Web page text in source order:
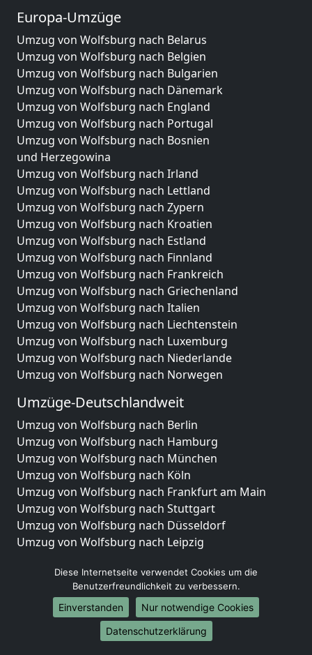
Europa-Umzüge
Umzug von Wolfsburg nach Belarus
Umzug von Wolfsburg nach Belgien
Umzug von Wolfsburg nach Bulgarien
Umzug von Wolfsburg nach Dänemark
Umzug von Wolfsburg nach England
Umzug von Wolfsburg nach Portugal
Umzug von Wolfsburg nach Bosnien
und Herzegowina
Umzug von Wolfsburg nach Irland
Umzug von Wolfsburg nach Lettland
Umzug von Wolfsburg nach Zypern
Umzug von Wolfsburg nach Kroatien
Umzug von Wolfsburg nach Estland
Umzug von Wolfsburg nach Finnland
Umzug von Wolfsburg nach Frankreich
Umzug von Wolfsburg nach Griechenland
Umzug von Wolfsburg nach Italien
Umzug von Wolfsburg nach Liechtenstein
Umzug von Wolfsburg nach Luxemburg
Umzug von Wolfsburg nach Niederlande
Umzug von Wolfsburg nach Norwegen
Umzüge-Deutschlandweit
Umzug von Wolfsburg nach Berlin
Umzug von Wolfsburg nach Hamburg
Umzug von Wolfsburg nach München
Umzug von Wolfsburg nach Köln
Umzug von Wolfsburg nach Frankfurt am Main
Umzug von Wolfsburg nach Stuttgart
Umzug von Wolfsburg nach Düsseldorf
Umzug von Wolfsburg nach Leipzig
Umzug von Wolfsburg nach Essen
Umzug von Wolfsburg nach Bremen
Umzug von Wolfsburg nach Dresden
Umzug von Wolfsburg nach Hannover
Umzug von Wolfsburg nach Nürnberg
Diese Internetseite verwendet Cookies um die
Benutzerfreundlichkeit zu verbessern.
Einverstanden
Nur notwendige Cookies
Datenschutzerklärung